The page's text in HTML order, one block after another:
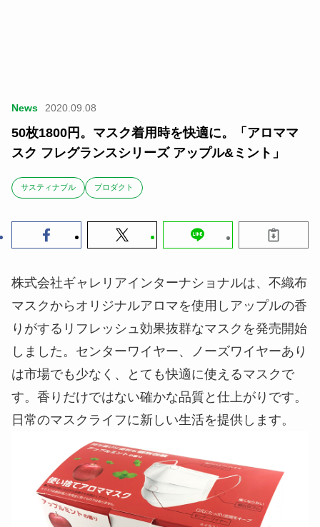
News 2020.09.08
50枚1800円。マスク着用時を快適に。「アロママ
スク フレグランスシリーズ アップル&ミント」
サスティナブル ブロダクト
株式会社ギャレリアインターナショナルは、不織布
マスクからオリジナルアロマを使用しアップルの香
りがするリフレッシュ効果抜群なマスクを発売開始
しました。センターワイヤー、ノーズワイヤーあり
は市場でも少なく、とても快適に使えるマスクで
す。香りだけではない確かな品質と仕上がりです。
日常のマスクライフに新しい生活を提供します。